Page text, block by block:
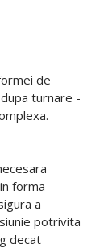
de
turnare -
forma
a
potrivita
decat